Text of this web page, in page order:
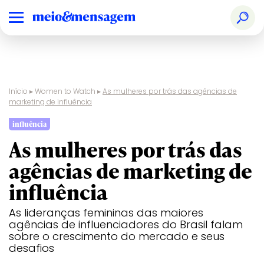
Início ▸Women to Watch ▸As mulheres por trás das agências de
marketing de influência
influência
As mulheres por trás das
agências de marketing de
influência
As lideranças femininas das maiores
agências de influenciadores do Brasil falam
sobre o crescimento do mercado e seus
desafios